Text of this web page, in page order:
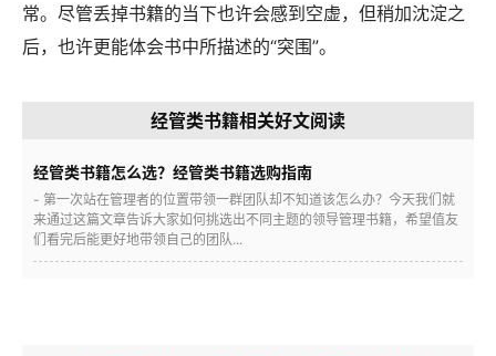
常。尽管丢掉书籍的当下也许会感到空虚，但稍加沈淀之
后，也许更能体会书中所描述的“突围”。
经管类书籍相关好文阅读
经管类书籍怎么选？经管类书籍选购指南
- 第一次站在管理者的位置带领一群团队却不知道该怎么办？今天我们就
来通过这篇文章告诉大家如何挑选出不同主题的领导管理书籍，希望值友
们看完后能更好地带领自己的团队...